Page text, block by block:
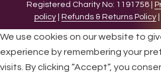
Registered Charity No: 1191758 |
policy| Refunds & Returns Policy|
We use cookies on our website to
experience by remembering your
visits. By clicking “Accept”, you